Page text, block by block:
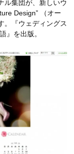
ル集団が、新しいウ
Design” （オー
。『ウェディングス
』を出版。